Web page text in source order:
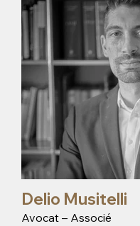
Delio Musitelli
Avocat – Associé